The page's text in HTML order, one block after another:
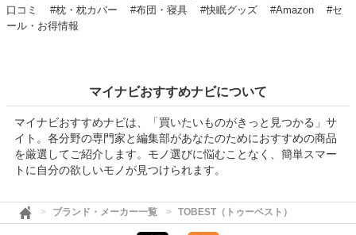
口コミ
#枕・枕カバー #布団・寝具 #快眠グッズ #Amazon
#セ
ール・お得情報
マイナビおすすめナビについて
マイナビおすすめナビは、「買いたいものがきっと見つかる」サ
イト。各分野の専門家と編集部があなたのためにおすすめの商品
を厳選してご紹介します。モノ選びに悩むことなく、簡単スマー
トに自分の欲しいモノが見つけられます。
ブランド・メーカー一覧 TOBEST（トゥーベスト）